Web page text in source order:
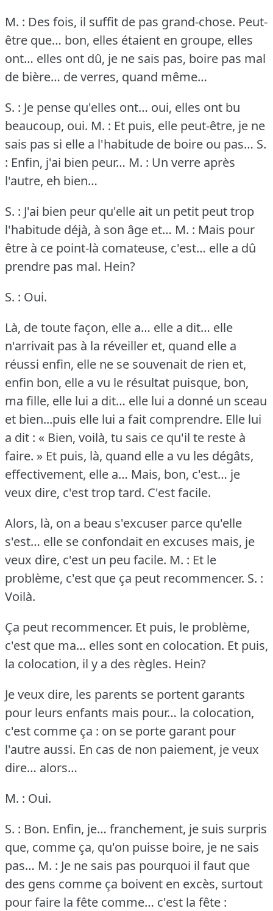
M. : Des fois, il suffit de pas grand-chose. Peut-
être que… bon, elles étaient en groupe, elles
ont… elles ont dû, je ne sais pas, boire pas mal
de bière… de verres, quand même…
S. : Je pense qu'elles ont… oui, elles ont bu
beaucoup, oui. M. : Et puis, elle peut-être, je ne
sais pas si elle a l'habitude de boire ou pas… S.
: Enfin, j'ai bien peur… M. : Un verre après
l'autre, eh bien…
S. : J'ai bien peur qu'elle ait un petit peut trop
l'habitude déjà, à son âge et… M. : Mais pour
être à ce point-là comateuse, c'est… elle a dû
prendre pas mal. Hein?
S. : Oui.
Là, de toute façon, elle a… elle a dit… elle
n'arrivait pas à la réveiller et, quand elle a
réussi enfin, elle ne se souvenait de rien et,
enfin bon, elle a vu le résultat puisque, bon,
ma fille, elle lui a dit… elle lui a donné un sceau
et bien...puis elle lui a fait comprendre. Elle lui
a dit : « Bien, voilà, tu sais ce qu'il te reste à
faire. » Et puis, là, quand elle a vu les dégâts,
effectivement, elle a… Mais, bon, c'est… je
veux dire, c'est trop tard. C'est facile.
Alors, là, on a beau s'excuser parce qu'elle
s'est… elle se confondait en excuses mais, je
veux dire, c'est un peu facile. M. : Et le
problème, c'est que ça peut recommencer. S. :
Voilà.
Ça peut recommencer. Et puis, le problème,
c'est que ma… elles sont en colocation. Et puis,
la colocation, il y a des règles. Hein?
Je veux dire, les parents se portent garants
pour leurs enfants mais pour… la colocation,
c'est comme ça : on se porte garant pour
l'autre aussi. En cas de non paiement, je veux
dire… alors…
M. : Oui.
S. : Bon. Enfin, je… franchement, je suis surpris
que, comme ça, qu'on puisse boire, je ne sais
pas… M. : Je ne sais pas pourquoi il faut que
des gens comme ça boivent en excès, surtout
pour faire la fête comme… c'est la fête :